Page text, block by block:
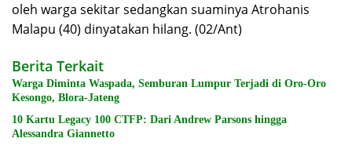
oleh warga sekitar sedangkan suaminya Atrohanis
Malapu (40) dinyatakan hilang. (02/Ant)
Berita Terkait
Warga Diminta Waspada, Semburan Lumpur Terjadi di Oro-Oro
Kesongo, Blora-Jateng
10 Kartu Legacy 100 CTFP: Dari Andrew Parsons hingga
Alessandra Giannetto